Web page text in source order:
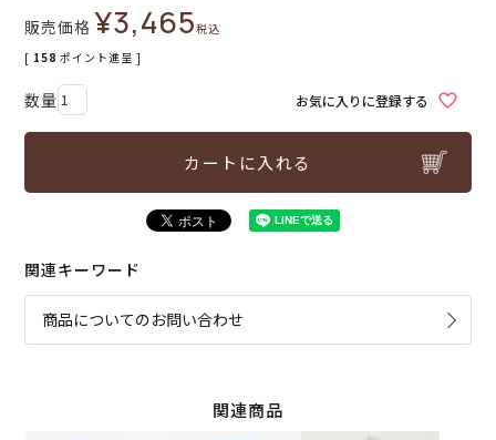
販売価格 ¥3,465税込
[ 158 ポイント進呈 ]
お気に入りに登録する
カートに入れる
関連キーワード
商品についてのお問い合わせ
関連商品